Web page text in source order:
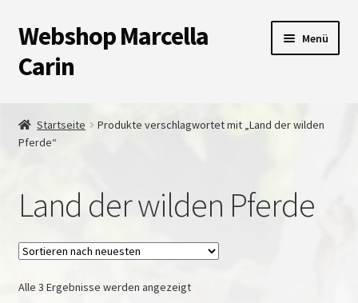
Zur
Navigation
springen
Zum
Inhalt
springen
Webshop Marcella
Carin
Menü
Warenkorb
Startseite
Produkte verschlagwortet mit „Land der wilden
Pferde“
Land der wilden Pferde
Alle 3 Ergebnisse werden angezeigtNach